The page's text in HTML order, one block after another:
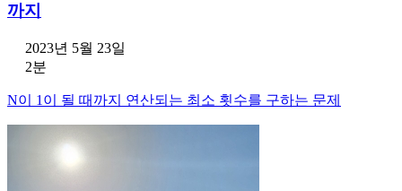
까지
2023년 5월 23일
2분
N이 1이 될 때까지 연산되는 최소 횟수를 구하는 문제